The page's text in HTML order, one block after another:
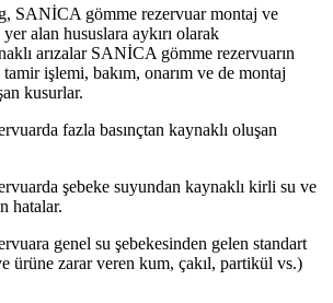
SANİCA gömme rezervuar montaj ve
alan hususlara aykırı olarak
arızalar SANİCA gömme rezervuarın
işlemi, bakım, onarım ve de montaj
kusurlar.
fazla basınçtan kaynaklı oluşan
şebeke suyundan kaynaklı kirli su ve
hatalar.
genel su şebekesinden gelen standart
ürüne zarar veren kum, çakıl, partikül vs.)